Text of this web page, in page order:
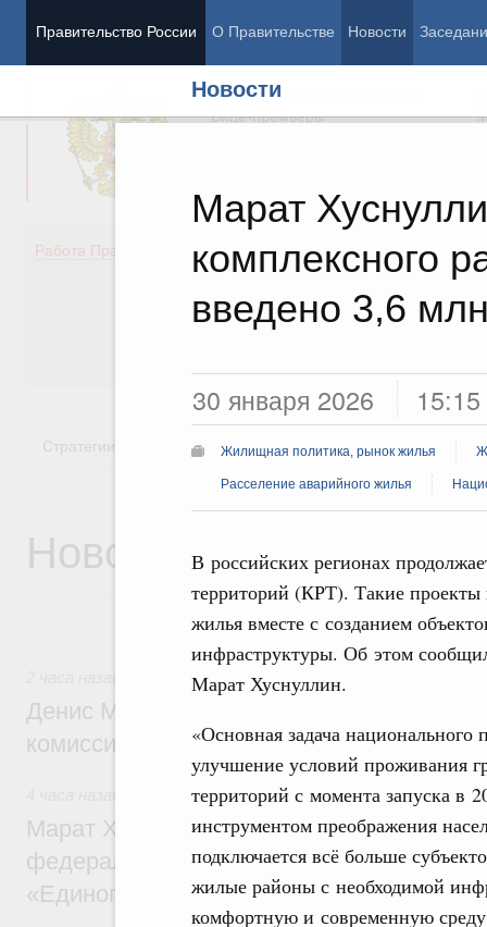
Правительство России О Правительстве Новости
Новости
Марат
комплексного
введено 3,6
30 января 2026 15:15
Жилищная политика, рынок жилья
Расселение аварийного жилья
В российских регионах
территорий (КРТ). Такие проекты
жилья вместе с созданием
инфраструктуры. Об этом
Марат Хуснуллин.
«Основная задача
улучшение условий проживания
территорий с момента запуска в
инструментом преображения
подключается всё больше
жилые районы с необходимой
комфортную и современную
Председатель Правительства
Вице-премьеры
Работа Правительства
Демография
Здоровье
Образование
Культура
Стратегии Государственные программы
Новости
Общие вопросы промышленной политики
Денис Мантуров провёл заседание
комиссии по промышленности
Регулирование в сфере строительства
Марат Хуснуллин: Более 130
федерального значения построено под
«Единого заказчика»